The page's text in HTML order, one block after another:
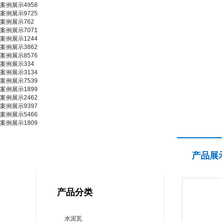
案例展示4958
案例展示9725
案例展示762
案例展示7071
案例展示1244
案例展示3862
案例展示8576
案例展示334
案例展示3134
案例展示7539
案例展示1899
案例展示2462
案例展示9397
案例展示5466
案例展示1809
产品分类
水泥瓦
产品展